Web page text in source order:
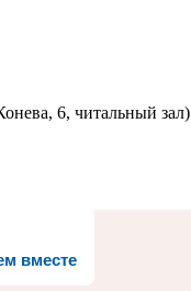
6, читальный зал)
вместе